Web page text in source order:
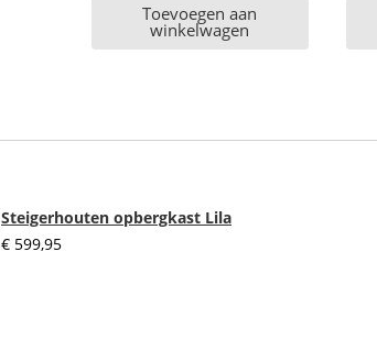
Toevoegen aan
winkelwagen
Steigerhouten opbergkast Lila
€ 599,95